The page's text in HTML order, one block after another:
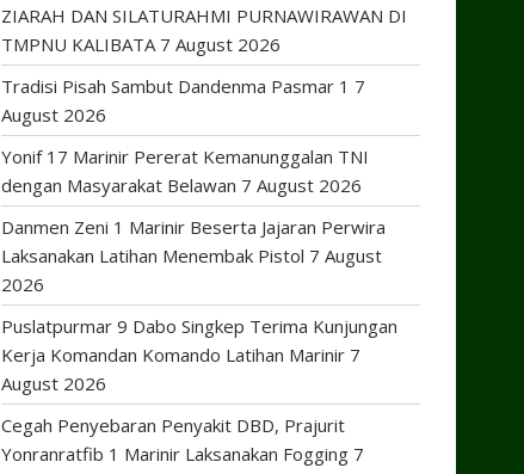
ZIARAH DAN SILATURAHMI PURNAWIRAWAN DI
TMPNU KALIBATA 7 August 2026
Tradisi Pisah Sambut Dandenma Pasmar 1 7
August 2026
Yonif 17 Marinir Pererat Kemanunggalan TNI
dengan Masyarakat Belawan 7 August 2026
Danmen Zeni 1 Marinir Beserta Jajaran Perwira
Laksanakan Latihan Menembak Pistol 7 August
2026
Puslatpurmar 9 Dabo Singkep Terima Kunjungan
Kerja Komandan Komando Latihan Marinir 7
August 2026
Cegah Penyebaran Penyakit DBD, Prajurit
Yonranratfib 1 Marinir Laksanakan Fogging 7